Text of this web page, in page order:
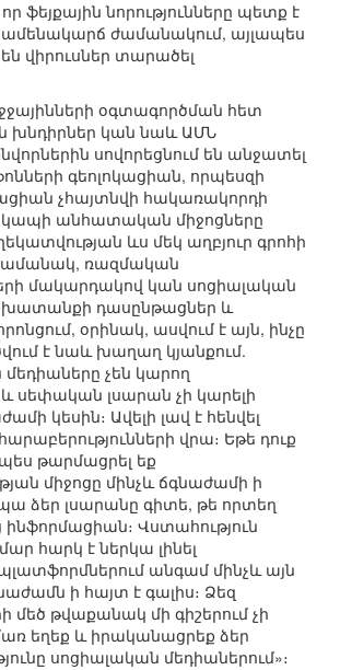
ֆեյքային նորությունները պետք է
ամենակարճ ժամանակում, այլապես
վիրուսներ տարածել
օգտագործման հետ
խնդիրներ կան նաև ԱՄՆ
սովորեցնում են անջատել
գեոլոկացիան, որպեսզի
չհայտնվի հակառակորդի
կապի անհատական միջոցները
ևս մեկ աղբյուր գրոհի
ռազմական
մակարդակով կան սոցիալական
դասընթացներ և
օրինակ, ասվում է այն, ինչը
է նաև խաղաղ կյանքում.
չեն կարող
սեփական լսարան չի կարելի
կեսին։ Ավելի լավ է հենվել
վրա։ Եթե դուք
թարմացրել եք
միջոցը մինչև ճգնաժամի ի
ձեր լսարանը գիտե, թե որտեղ
Վստահություն
հարկ է ներկա լինել
անգամ մինչև այն
ի հայտ է գալիս։ Ձեզ
մեծ թվաքանակ մի գիշերում չի
եղեք և իրականացրեք ձեր
սոցիալական մեդիաներում»։